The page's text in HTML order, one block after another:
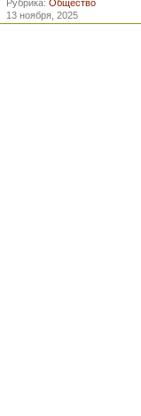
Рубрика: Общество
13 ноября, 2025